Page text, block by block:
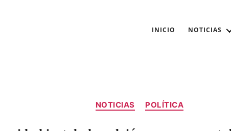
INICIO NOTICIAS
NOTICIAS POLÍTICA